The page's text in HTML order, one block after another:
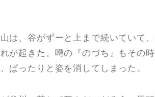
は、谷がずーと上まで続いていて
が起きた。噂の『のづち』もその
ぱったりと姿を消してしまった。